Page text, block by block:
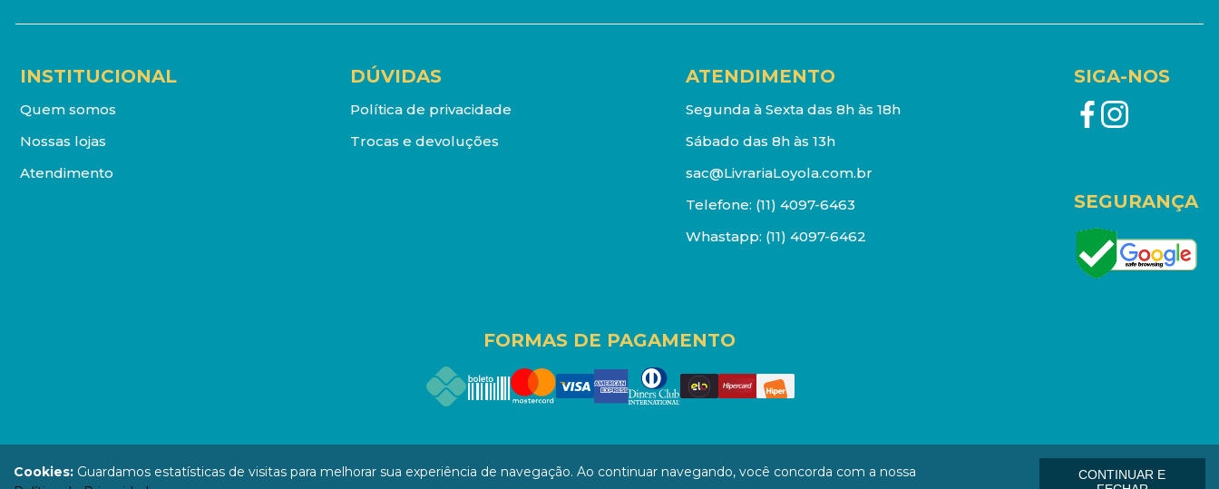
INSTITUCIONAL
Quem somos
Nossas lojas
Atendimento
DÚVIDAS
Política de privacidade
Trocas e devoluções
ATENDIMENTO
Segunda à Sexta das 8h às 18h
Sábado das 8h às 13h
sac@LivrariaLoyola.com.br
Telefone: (11) 4097-6463
Whastapp: (11) 4097-6462
SIGA-NOS
SEGURANÇA
FORMAS DE PAGAMENTO
67.946.814/0001-94 - LOJA - Rua Senador Feijó - São Paulo / SP - CEP: 01006-000
Cookies: Guardamos estatísticas de visitas para melhorar sua experiência de navegação. Ao continuar navegando, você concorda com a nossa
CONTINUAR E